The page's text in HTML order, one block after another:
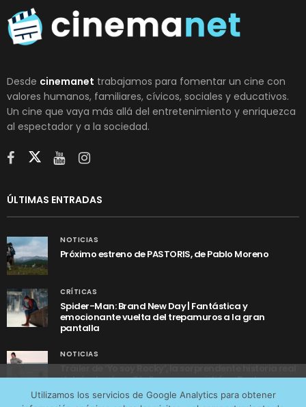
Desde cinemanet trabajamos para fomentar un cine con
valores humanos, familiares, cívicos, sociales y educativos.
Un cine que vaya más allá del entretenimiento y enriquezca
al espectador y a la sociedad.
ÚLTIMAS ENTRADAS
NOTICIAS
Próximo estreno de PASTORIS, de Pablo Moreno
CRÍTICAS
Spider-Man: Brand New Day | Fantástica y
emocionante vuelta del trepamuros a la gran
pantalla
NOTICIAS
Tráiler de ‘Yo soy Rocky’, la sorprendente historia real
detrás de cómo Stallone se convirtió en Rocky
Utilizamos los servicios de Google Analytics para obtener
tráfico web que recibimos y conocer los servicios que